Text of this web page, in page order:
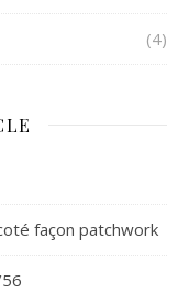
(4)
façon patchwork